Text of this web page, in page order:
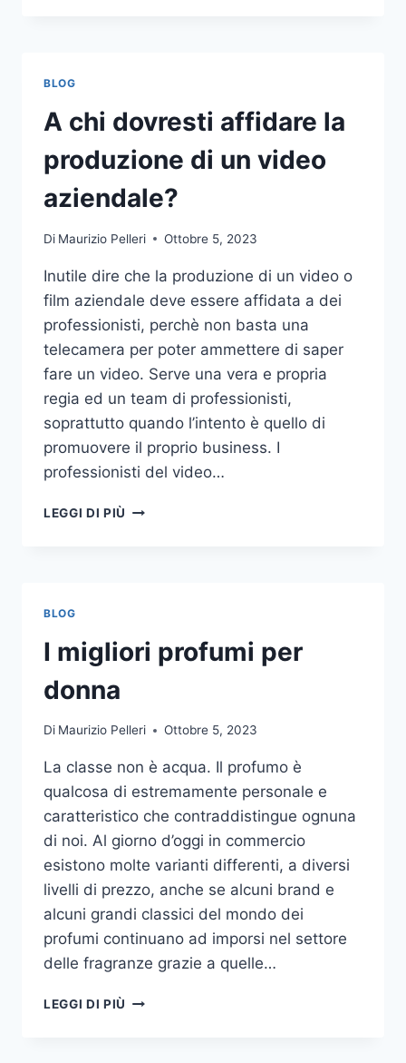
NELLE
SCOMMESSE
SPORTIVE
ONLINE
BLOG
A chi dovresti affidare la
produzione di un video
aziendale?
Di Maurizio Pelleri Ottobre 5, 2023
Inutile dire che la produzione di un video o
film aziendale deve essere affidata a dei
professionisti, perchè non basta una
telecamera per poter ammettere di saper
fare un video. Serve una vera e propria
regia ed un team di professionisti,
soprattutto quando l’intento è quello di
promuovere il proprio business. I
professionisti del video…
LEGGI DI PIÙ
VIDEO
BLOG
I migliori profumi per
donna
Di Maurizio Pelleri Ottobre 5, 2023
La classe non è acqua. Il profumo è
qualcosa di estremamente personale e
caratteristico che contraddistingue ognuna
di noi. Al giorno d’oggi in commercio
esistono molte varianti differenti, a diversi
livelli di prezzo, anche se alcuni brand e
alcuni grandi classici del mondo dei
profumi continuano ad imporsi nel settore
delle fragranze grazie a quelle…
LEGGI DI PIÙ